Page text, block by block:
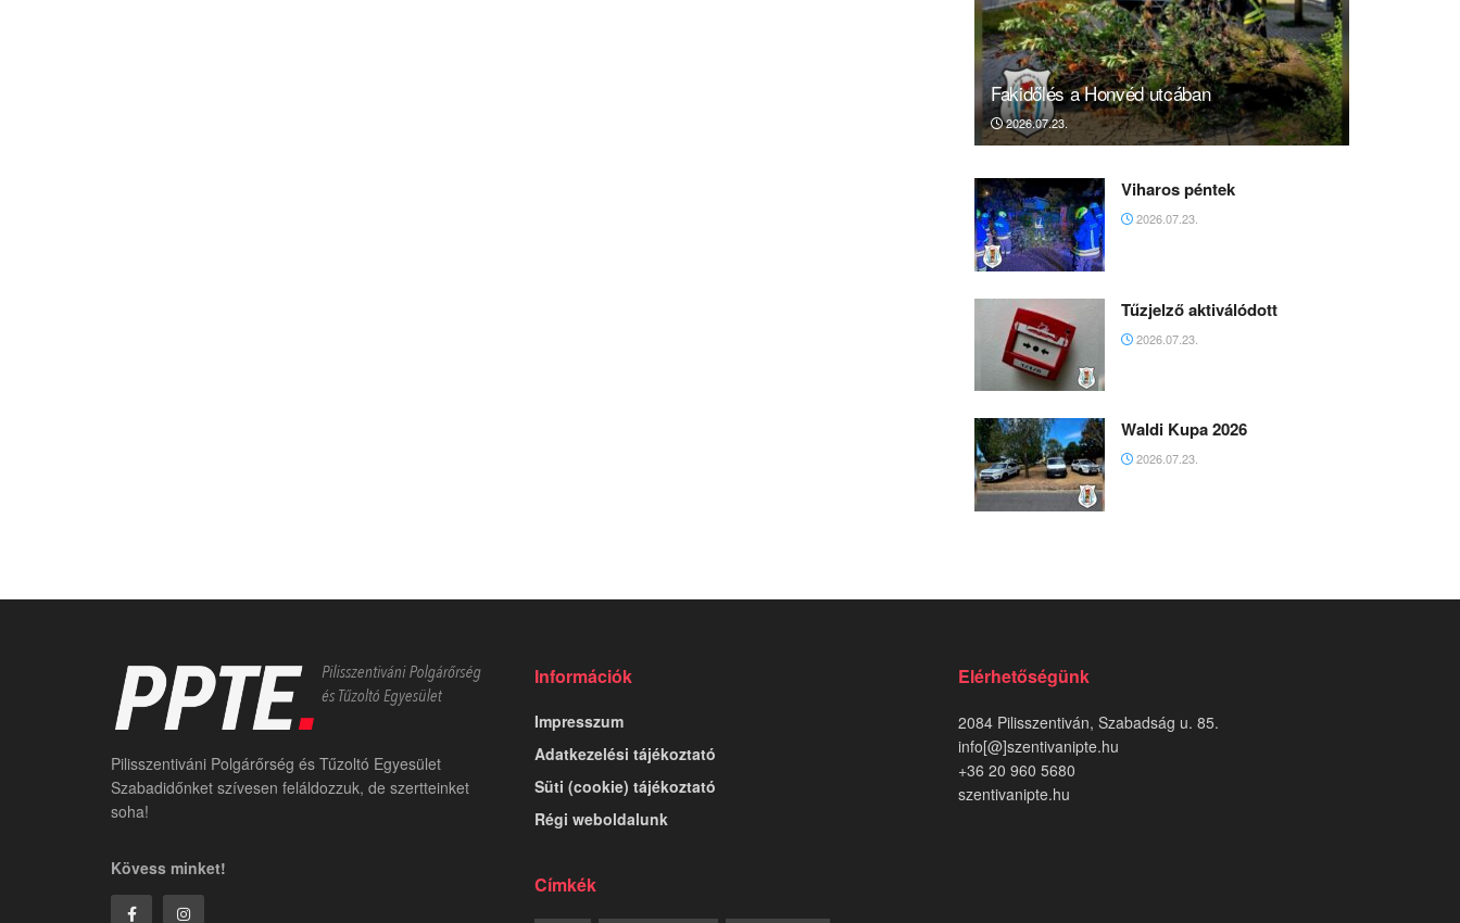
Fakidőlés a Honvéd utcában
2026.07.23.
Viharos péntek
2026.07.23.
Tűzjelző aktiválódott
2026.07.23.
Waldi Kupa 2026
2026.07.23.
Pilisszentiváni Polgárőrség és Tűzoltó Egyesület
Szabadidőnket szívesen feláldozzuk, de szertteinket
soha!
Kövess minket!
Információk
Impresszum
Adatkezelési tájékoztató
Süti (cookie) tájékoztató
Régi weboldalunk
Címkék
Elérhetőségünk
2084 Pilisszentiván, Szabadság u. 85.
info[@]szentivanipte.hu
+36 20 960 5680
szentivanipte.hu